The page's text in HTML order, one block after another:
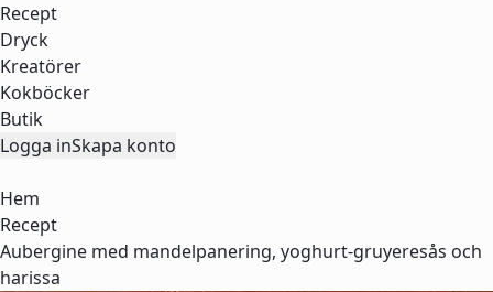
Recept
Dryck
Kreatörer
Kokböcker
Butik
Logga inSkapa konto
Hem
Recept
Aubergine med mandelpanering, yoghurt-gruyeresås och
harissa